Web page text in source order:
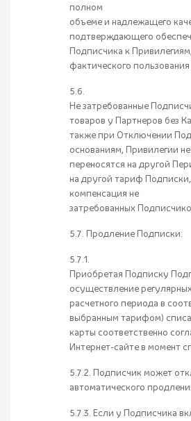
полном
объеме и надлежащего
подтверждающего
Подписчика к
фактического
5.6.
Не затребованные
товаров у Партнеров без
также при Отключении
основаниям, Привилегии
переносятся на другой
на другой тариф
компенсация не
затребованных
5.7. Продление Подписки:
5.7.1.
Приобретая Подписку
осуществление
расчетного периода в
выбранным тарифом)
карты соответственно
Интернет-сайте в момент
5.7.2. Подписчик может
автоматического
5.7.3. Если у Подписчика